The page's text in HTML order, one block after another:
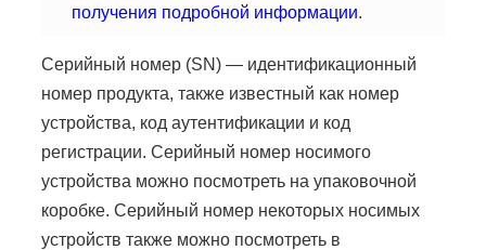
получения подробной информации.
Серийный номер (SN) — идентификационный
номер продукта, также известный как номер
устройства, код аутентификации и код
регистрации. Серийный номер носимого
устройства можно посмотреть на упаковочной
коробке. Серийный номер некоторых носимых
устройств также можно посмотреть в